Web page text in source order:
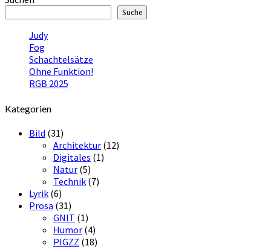
Suche
Judy
Fog
Schachtelsätze
Ohne Funktion!
RGB 2025
Kategorien
Bild (31)
Architektur (12)
Digitales (1)
Natur (5)
Technik (7)
Lyrik (6)
Prosa (31)
GNIT (1)
Humor (4)
PIGZZ (18)